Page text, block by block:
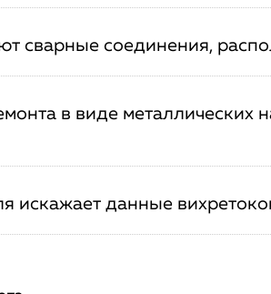
сварные соединения,
в виде металлических
искажает данные